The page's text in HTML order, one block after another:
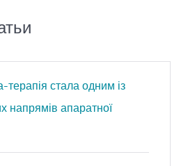
стала одним із
напрямів апаратної